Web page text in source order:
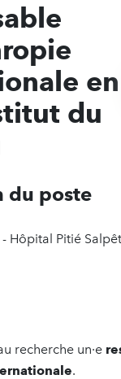
en
du
du poste
Hôpital Pitié
recherche un·e
.